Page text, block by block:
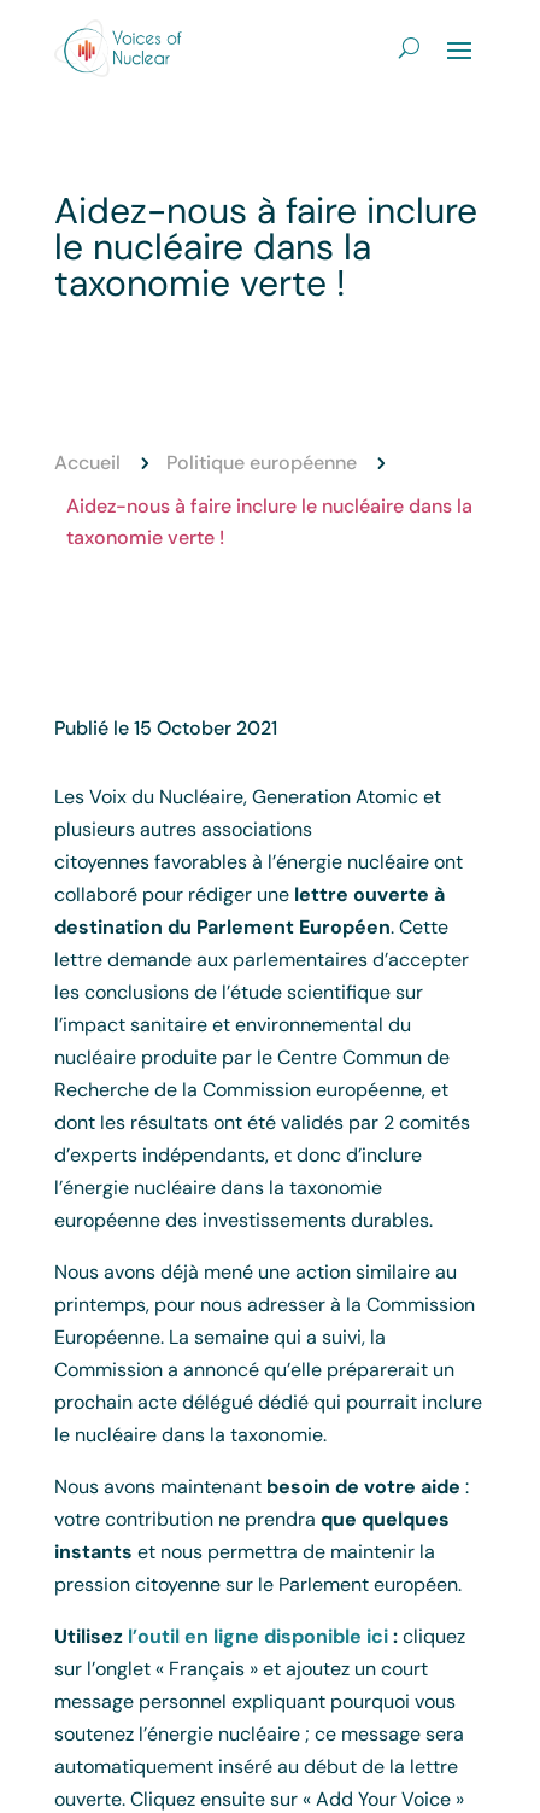
Aidez-nous à faire inclure
le nucléaire dans la
taxonomie verte !
Accueil 5 Politique européenne 5
Aidez-nous à faire inclure le nucléaire dans la
taxonomie verte !
Publié le 15 October 2021
Les Voix du Nucléaire, Generation Atomic et
plusieurs autres associations
citoyennes favorables à l’énergie nucléaire ont
collaboré pour rédiger une lettre ouverte à
destination du Parlement Européen. Cette
lettre demande aux parlementaires d’accepter
les conclusions de l’étude scientifique sur
l’impact sanitaire et environnemental du
nucléaire produite par le Centre Commun de
Recherche de la Commission européenne, et
dont les résultats ont été validés par 2 comités
d’experts indépendants, et donc d’inclure
l’énergie nucléaire dans la taxonomie
européenne des investissements durables.
Nous avons déjà mené une action similaire au
printemps, pour nous adresser à la Commission
Européenne. La semaine qui a suivi, la
Commission a annoncé qu’elle préparerait un
prochain acte délégué dédié qui pourrait inclure
le nucléaire dans la taxonomie.
Nous avons maintenant besoin de votre aide :
votre contribution ne prendra que quelques
instants et nous permettra de maintenir la
pression citoyenne sur le Parlement européen.
Utilisez l’outil en ligne disponible ici:cliquez
sur l’onglet « Français » et ajoutez un court
message personnel expliquant pourquoi vous
soutenez l’énergie nucléaire ; ce message sera
automatiquement inséré au début de la lettre
ouverte. Cliquez ensuite sur « Add Your Voice »